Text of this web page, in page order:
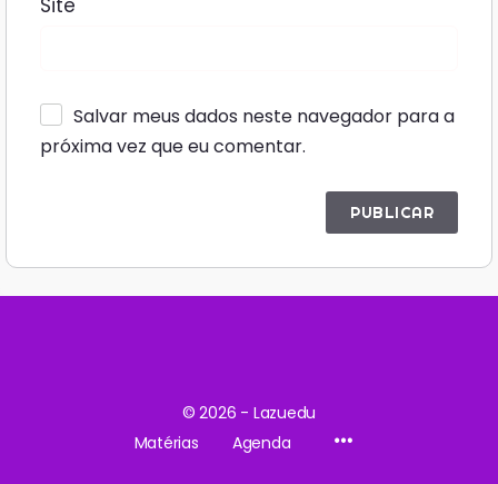
Site
Salvar meus dados neste navegador para a
próxima vez que eu comentar.
© 2026 - Lazuedu
Matérias
Agenda